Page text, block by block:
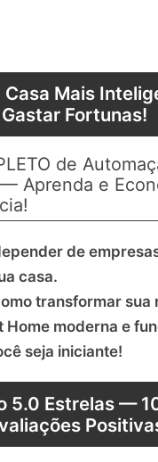
Casa Mais
Gastar Fortunas!
de
Aprenda e
de
casa.
transformar sua
Home moderna e
seja iniciante!
5.0 Estrelas —